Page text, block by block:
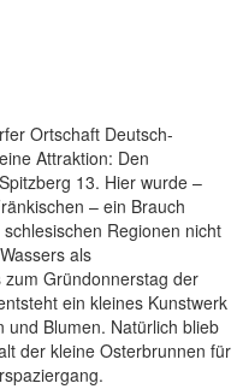
Ortschaft Deutsch-
Attraktion: Den
13. Hier wurde –
– ein Brauch
Regionen nicht
als
Gründonnerstag der
ein kleines Kunstwerk
und Blumen. Natürlich blieb
der kleine Osterbrunnen für